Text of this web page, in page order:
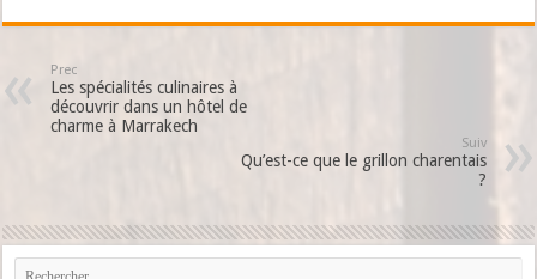
Prec
Les spécialités culinaires à
découvrir dans un hôtel de
charme à Marrakech
Suiv
Qu’est-ce que le grillon charentais
?